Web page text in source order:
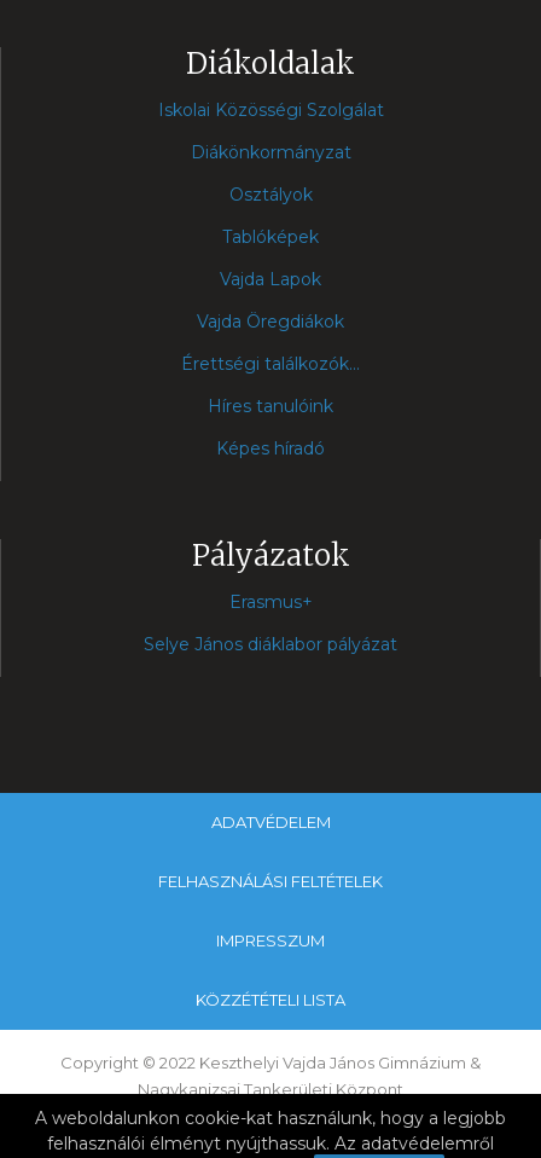
A weboldalunkon cookie-kat használunk, hogy a legjobb
felhasználói élményt nyújthassuk. Az adatvédelemről
Diákoldalak
Iskolai Közösségi Szolgálat
Diákönkormányzat
Osztályok
Tablóképek
Vajda Lapok
Vajda Öregdiákok
Érettségi találkozók...
Híres tanulóink
Képes híradó
Pályázatok
Erasmus+
Selye János diáklabor pályázat
ADATVÉDELEM
FELHASZNÁLÁSI FELTÉTELEK
IMPRESSZUM
KÖZZÉTÉTELI LISTA
Copyright © 2022 Keszthelyi Vajda János Gimnázium &
Nagykanizsai Tankerületi Központ